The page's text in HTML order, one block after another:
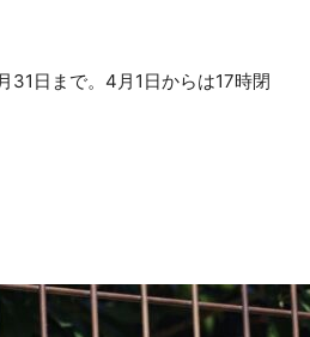
31日まで。4月1日からは17時閉